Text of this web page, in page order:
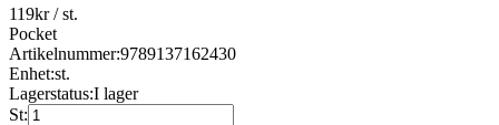
119kr/ st.
Pocket
Artikelnummer:9789137162430
Enhet:st.
Lagerstatus:I lager
St: